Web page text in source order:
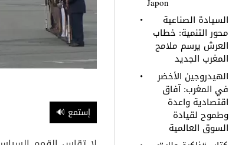
🔊 إستمع
Japon
السيادة الصناعية
محور التنمية: خطاب
العرش يرسم ملامح
المغرب الجديد
الهيدروجين الأخضر
في المغرب: آفاق
اقتصادية واعدة
وطموح لقيادة
السوق العالمية